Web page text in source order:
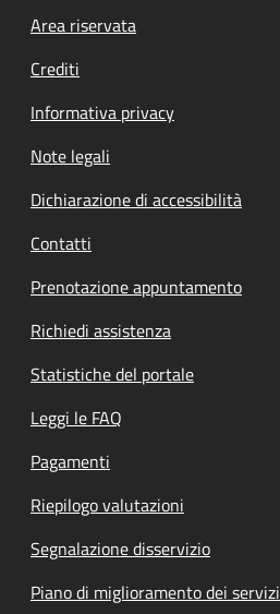
Footer menu
Area riservata
Crediti
Informativa privacy
Note legali
Dichiarazione di accessibilità
Contatti
Prenotazione appuntamento
Richiedi assistenza
Statistiche del portale
Leggi le FAQ
Pagamenti
Riepilogo valutazioni
Segnalazione disservizio
Piano di miglioramento dei servizi